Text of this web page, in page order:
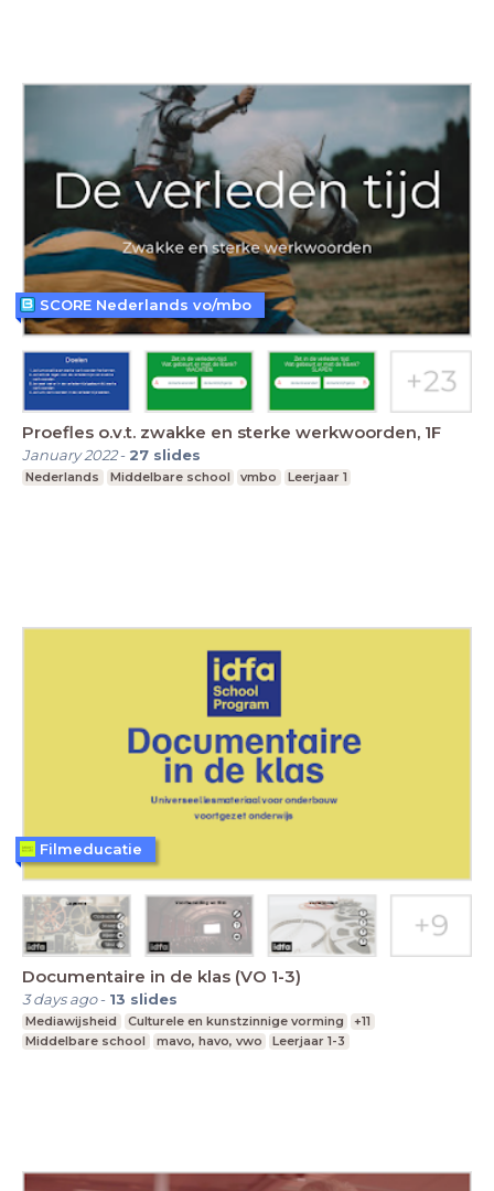
Proefles o.v.t. zwakke en sterke werkwoorden, 1F
January 2022- 27 slides
Nederlands Middelbare school vmbo Leerjaar 1
SCORE Nederlands vo/mbo
Documentaire in de klas (VO 1-3)
3 days ago- 13 slides
Mediawijsheid Culturele en kunstzinnige vorming
+11
Middelbare school
mavo, havo, vwo Leerjaar 1-3
Filmeducatie